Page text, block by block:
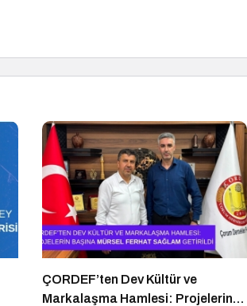
ÇORDEF’ten Dev Kültür ve
Markalaşma Hamlesi: Projelerin